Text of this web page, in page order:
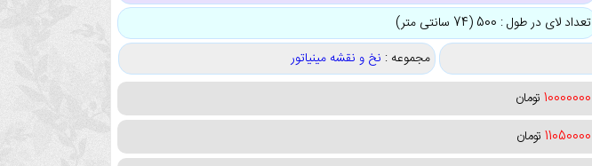
تعداد لای در طول : 500 (74 سانتی متر)
مجموعه : نخ و نقشه مینیاتور
10000000 تومان
11050000 تومان